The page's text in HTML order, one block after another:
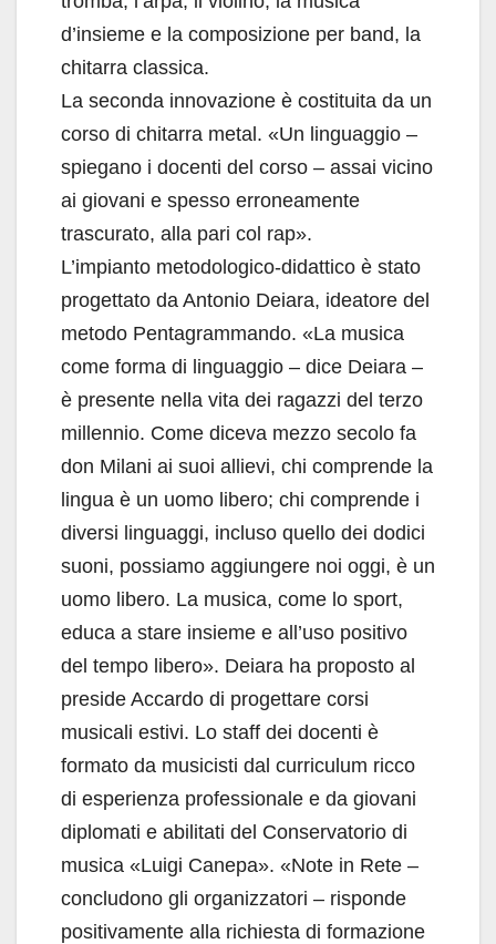
d’insieme e la composizione per band, la
chitarra classica.
La seconda innovazione è costituita da un
corso di chitarra metal. «Un linguaggio –
spiegano i docenti del corso – assai vicino
ai giovani e spesso erroneamente
trascurato, alla pari col rap».
L’impianto metodologico-didattico è stato
progettato da Antonio Deiara, ideatore del
metodo Pentagrammando. «La musica
come forma di linguaggio – dice Deiara –
è presente nella vita dei ragazzi del terzo
millennio. Come diceva mezzo secolo fa
don Milani ai suoi allievi, chi comprende la
lingua è un uomo libero; chi comprende i
diversi linguaggi, incluso quello dei dodici
suoni, possiamo aggiungere noi oggi, è un
uomo libero. La musica, come lo sport,
educa a stare insieme e all’uso positivo
del tempo libero». Deiara ha proposto al
preside Accardo di progettare corsi
musicali estivi. Lo staff dei docenti è
formato da musicisti dal curriculum ricco
di esperienza professionale e da giovani
diplomati e abilitati del Conservatorio di
musica «Luigi Canepa». «Note in Rete –
concludono gli organizzatori – risponde
positivamente alla richiesta di formazione